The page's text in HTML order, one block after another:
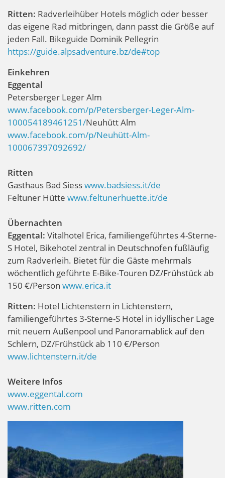
Ritten: Radverleihüber Hotels möglich oder besser
das eigene Rad mitbringen, dann passt die Größe auf
jeden Fall. Bikeguide Dominik Pellegrin
https://guide.alpsadventure.bz/de#top
Einkehren
Eggental
Petersberger Leger Alm
www.facebook.com/p/Petersberger-Leger-Alm-
100054189461251/Neuhütt Alm
www.facebook.com/p/Neuhütt-Alm-
100067397092692/
Ritten
Gasthaus Bad Siesswww.badsiess.it/de
Feltuner Hütte www.feltunerhuette.it/de
Übernachten
Eggental: Vitalhotel Erica, familiengeführtes 4-Sterne-
S Hotel, Bikehotel zentral in Deutschnofen fußläufig
zum Radverleih. Bietet für die Gäste mehrmals
wöchentlich geführte E-Bike-Touren DZ/Frühstück ab
150 €/Person www.erica.it
Ritten: Hotel Lichtenstern in Lichtenstern,
familiengeführtes 3-Sterne-S Hotel in idyllischer Lage
mit neuem Außenpool und Panoramablick auf den
Schlern, DZ/Frühstück ab 110 €/Person
www.lichtenstern.it/de
Weitere Infos
www.eggental.com
www.ritten.com